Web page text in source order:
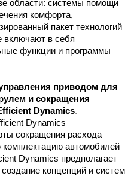
области: системы помощи
комфорта,
пакет технологий
включают в себя
функции и программы
приводом для
и сокращения
Dynamics.
Dynamics
сокращения расхода
автомобилей
Dynamics предполагает
концепций и систем